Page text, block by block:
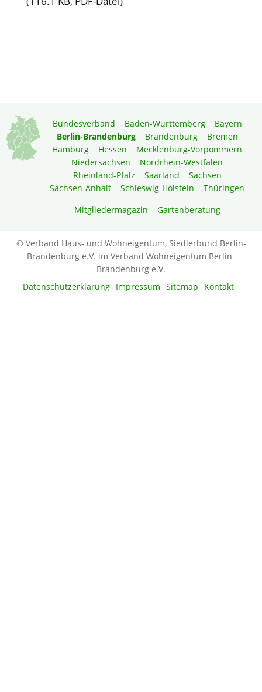
Bundesverband Baden-Württemberg
Bayern
Berlin-Brandenburg
Brandenburg
Bremen
Hamburg
Hessen
Mecklenburg-Vorpommern
Niedersachsen
Nordrhein-Westfalen
Rheinland-Pfalz
Saarland
Sachsen
Sachsen-Anhalt
Schleswig-Holstein
Thüringen
Mitgliedermagazin
Gartenberatung
© Verband Haus- und Wohneigentum, Siedlerbund Berlin-
Brandenburg e.V. im Verband Wohneigentum Berlin-
Brandenburg e.V.
Datenschutzerklärung
Impressum Sitemap Kontakt